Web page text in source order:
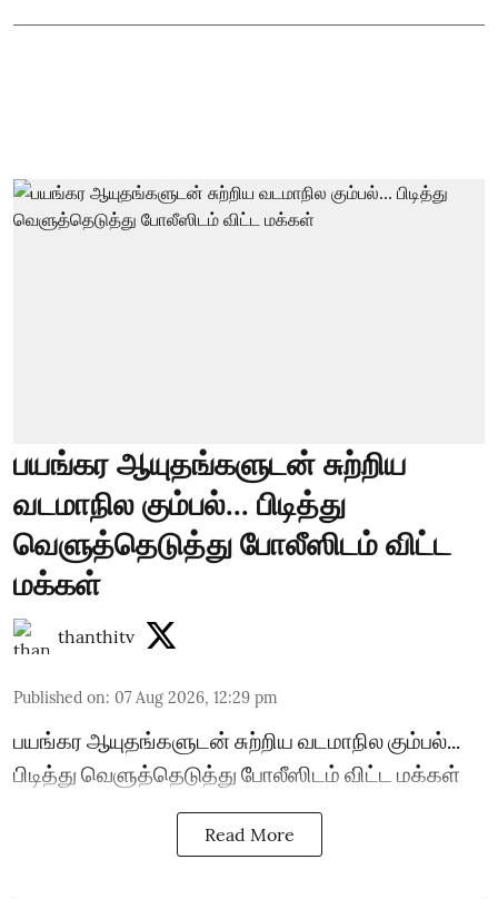
பயங்கர ஆயுதங்களுடன் சுற்றிய
வடமாநில கும்பல்... பிடித்து
வெளுத்தெடுத்து போலீஸிடம் விட்ட
மக்கள்
thanthitv
Published on: 07 Aug 2026, 12:29 pm
பயங்கர ஆயுதங்களுடன் சுற்றிய வடமாநில கும்பல்...
பிடித்து வெளுத்தெடுத்து போலீஸிடம் விட்ட மக்கள்
Read More